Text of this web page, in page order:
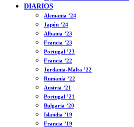
DIARIOS
Alemania ’24
Japón ’24
Albania ’23
Francia ’23
Portugal ’23
Francia ’22
Jordania-Malta ’22
Rumanía ’22
Austria ’21
Portugal ’21
Bulgaria ’20
Islandia ’19
Francia ’19